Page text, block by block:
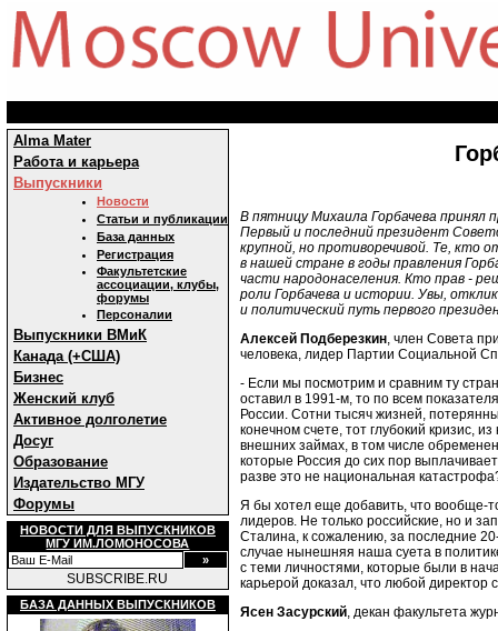
Alma Mater
Работа и карьера
Выпускники
Новости
Статьи и публикации
База данных
Регистрация
Факультетские
ассоциации, клубы,
форумы
Персоналии
Выпускники ВМиК
Канада (+США)
Бизнес
Женский клуб
Активное долголетие
Досуг
Образование
Издательство МГУ
Форумы
НОВОСТИ ДЛЯ ВЫПУСКНИКОВ
МГУ ИМ.ЛОМОНОСОВА
SUBSCRIBE.RU
БАЗА ДАННЫХ ВЫПУСКНИКОВ
В пятницу Михаила Горбачева
Первый и последний президент
крупной, но противоречивой. Те, кто
в нашей стране в годы правления
части народонаселения. Кто прав -
роли Горбачева и истории. Увы,
и политический путь первого
Алексей Подберезкин , член Совета
человека, лидер Партии Социальной
- Если мы посмотрим и сравним ту
оставил в 1991-м, то по всем
России. Сотни тысяч жизней,
конечном счете, тот глубокий кризис,
внешних займах, в том числе
которые Россия до сих пор
разве это не национальная
Я бы хотел еще добавить, что вообще-
лидеров. Не только российские, но и
Сталина, к сожалению, за последние
случае нынешняя наша суета в
с теми личностями, которые были в
карьерой доказал, что любой
Ясен Засурский , декан факультета